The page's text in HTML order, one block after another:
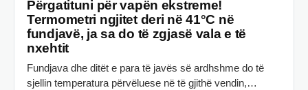
Përgatituni për vapën ekstreme!
Termometri ngjitet deri në 41°C në
fundjavë, ja sa do të zgjasë vala e të
nxehtit
Fundjava dhe ditët e para të javës së ardhshme do të
sjellin temperatura përvëluese në të gjithë vendin,…